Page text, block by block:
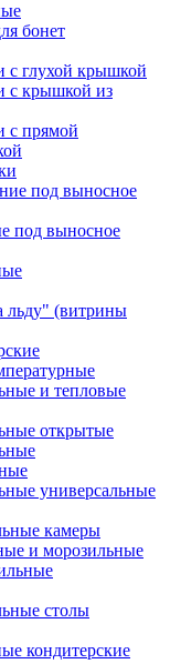
бонет
с глухой крышкой
с крышкой из
с прямой
под выносное
под выносное
(витрины
и тепловые
открытые
универсальные
камеры
и морозильные
столы
кондитерские